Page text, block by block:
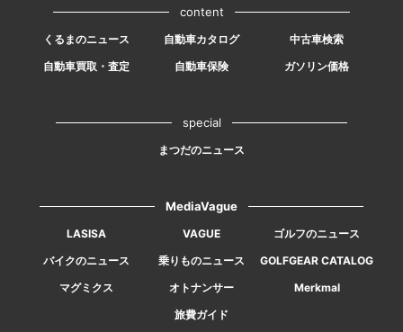
content
くるまのニュース 自動車カタログ
中古車検索
自動車買取・査定
自動車保険 ガソリン価格
special
まつだのニュース
MediaVague
LASISA VAGUE
ゴルフのニュース
バイクのニュース
乗りものニュース
GOLFGEAR CATALOG
マグミクス
オトナンサー
Merkmal
旅費ガイド